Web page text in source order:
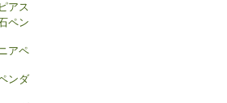
アス
ペン
アペ
ンダ